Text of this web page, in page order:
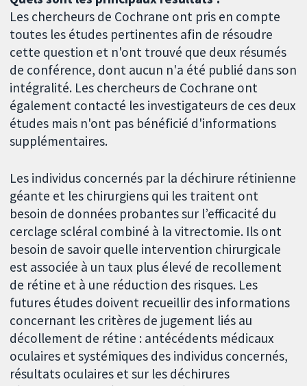
Les chercheurs de Cochrane ont pris en compte
toutes les études pertinentes afin de résoudre
cette question et n'ont trouvé que deux résumés
de conférence, dont aucun n'a été publié dans son
intégralité. Les chercheurs de Cochrane ont
également contacté les investigateurs de ces deux
études mais n'ont pas bénéficié d'informations
supplémentaires.
Les individus concernés par la déchirure rétinienne
géante et les chirurgiens qui les traitent ont
besoin de données probantes sur l’efficacité du
cerclage scléral combiné à la vitrectomie. Ils ont
besoin de savoir quelle intervention chirurgicale
est associée à un taux plus élevé de recollement
de rétine et à une réduction des risques. Les
futures études doivent recueillir des informations
concernant les critères de jugement liés au
décollement de rétine : antécédents médicaux
oculaires et systémiques des individus concernés,
résultats oculaires et sur les déchirures